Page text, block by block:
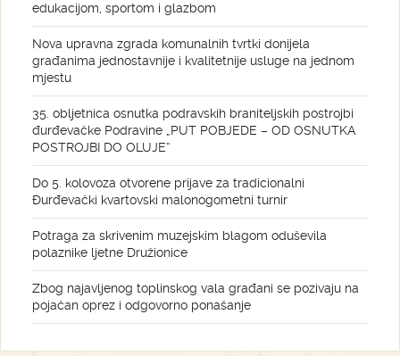
edukacijom, sportom i glazbom
Nova upravna zgrada komunalnih tvrtki donijela
građanima jednostavnije i kvalitetnije usluge na jednom
mjestu
35. obljetnica osnutka podravskih braniteljskih postrojbi
đurđevačke Podravine „PUT POBJEDE – OD OSNUTKA
POSTROJBI DO OLUJE“
Do 5. kolovoza otvorene prijave za tradicionalni
Đurđevački kvartovski malonogometni turnir
Potraga za skrivenim muzejskim blagom oduševila
polaznike ljetne Družionice
Zbog najavljenog toplinskog vala građani se pozivaju na
pojačan oprez i odgovorno ponašanje